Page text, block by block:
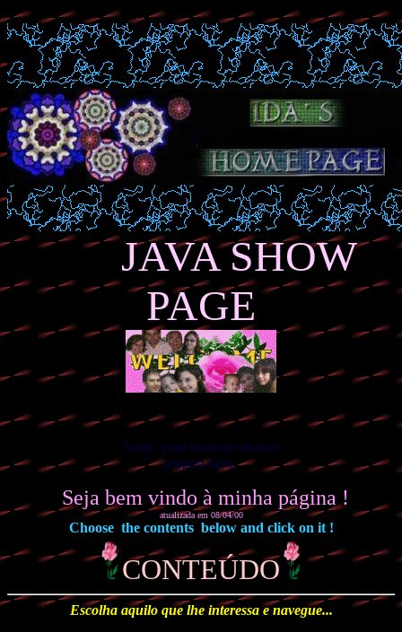
JAVA SHOW
PAGE
Sorry, your browser doesn't
support Java.
Seja bem vindo à minha página !
atualizada em 08/04/00
Choose the contents below and click on it !
CONTEÚDO
Escolha aquilo que lhe interessa e navegue...